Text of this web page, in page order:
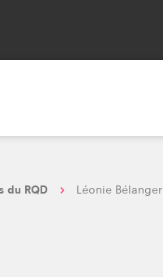
du RQD Léonie Bélanger